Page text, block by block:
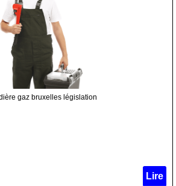
gaz bruxelles législation
Lire